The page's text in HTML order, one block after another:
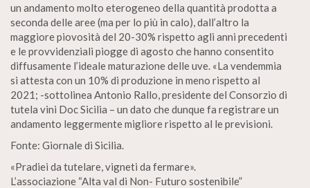
un andamento molto eterogeneo della quantità prodotta a
seconda delle aree (ma per lo più in calo), dall’altro la
maggiore piovosità del 20-30% rispetto agli anni precedenti
e le provvidenziali piogge di agosto che hanno consentito
diffusamente l’ideale maturazione delle uve. «La vendemmia
si attesta con un 10% di produzione in meno rispetto al
2021; -sottolinea Antonio Rallo, presidente del Consorzio di
tutela vini Doc Sicilia – un dato che dunque fa registrare un
andamento leggermente migliore rispetto al le previsioni.
Fonte: Giornale di Sicilia.
«Pradiei da tutelare, vigneti da fermare».
L’associazione “Alta val di Non- Futuro sostenibile”